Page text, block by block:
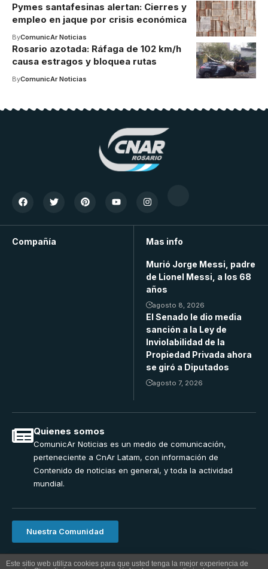
Pymes santafesinas alertan: Cierres y
empleo en jaque por crisis económica
ByComunicAr Noticias
Rosario azotada: Ráfaga de 102 km/h
causa estragos y bloquea rutas
ByComunicAr Noticias
Compañía Mas info
Murió Jorge Messi, padre
de Lionel Messi, a los 68
años
agosto 8, 2026
El Senado le dio media
sanción a la Ley de
Inviolabilidad de la
Propiedad Privada ahora
se giró a Diputados
agosto 7, 2026
Quienes somos
ComunicAr Noticias es un medio de comunicación,
perteneciente a CnAr Latam, con información de
Contenido de noticias en general, y toda la actividad
mundial.
Nuestra Comunidad
ComunicAr Noticias una realizacion de Cnar Latam 2024.
Este sitio web utiliza cookies para que usted tenga la mejor experiencia de